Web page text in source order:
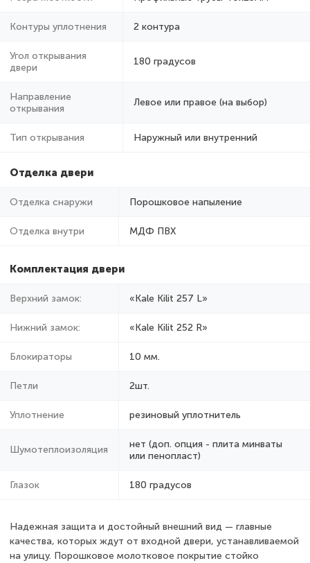
Контуры уплотнения 2 контура
Угол открывания
двери
180 градусов
Направление
открывания
Левое или правое (на выбор)
Тип открывания Наружный или внутренний
Отделка двери
Отделка снаружи Порошковое напыление
Отделка внутри МДФ ПВХ
Комплектация двери
Верхний замок: «Kale Kilit 257 L»
Нижний замок: «Kale Kilit 252 R»
Блокираторы 10 мм.
Петли 2шт.
Уплотнение резиновый уплотнитель
Шумотеплоизоляция
нет (доп. опция - плита минваты
или пенопласт)
Глазок 180 градусов
Надежная защита и достойный внешний вид — главные
качества, которых ждут от входной двери, устанавливаемой
на улицу. Порошковое молотковое покрытие стойко